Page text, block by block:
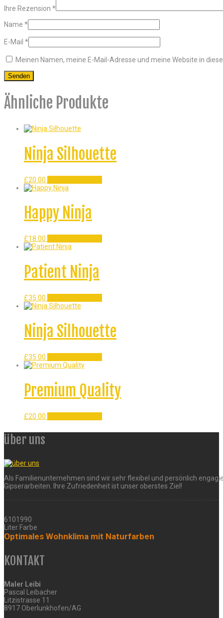
Ihre Rezension *
Name *
E-Mail *
Meinen Namen, meine E-Mail-Adresse und meine Website in
Ähnliche Produkte
Ninja Silhouette
£20.00
Happy Ninja
£18.00
Patient Ninja
£35.00
Ninja Silhouette
£35.00
Premium Quality
£20.00
über uns
Als Familienunternehmen sind wir sehr flexibel und persönlich
Gipserarbeiten. Ihre Zufriedenheit ist unser oberstes Ziel!
6101990
Liter Farbe
Optimales Wohnklima mit Naturfarben
KONTAKT
Maler Leibi
Pascal Leibacher
Litzistrasse 11
8917 Oberlunkhofen/AG